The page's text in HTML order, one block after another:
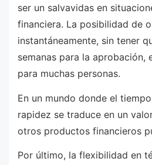
ser un salvavidas en
financiera. La posibilidad de
instantáneamente, sin tener
semanas para la aprobación,
para muchas personas.
En un mundo donde el
rapidez se traduce en un
otros productos financieros
Por último, la flexibilidad en